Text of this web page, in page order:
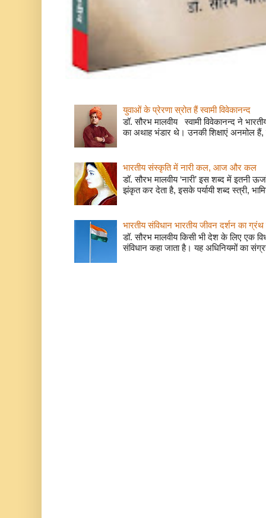
युवाओं के प्रेरणा स्रोत हैं स्वामी विवेकानन्द
डॉ. सौरभ मालवीय स्वामी विवेकानन्द ने
का अथाह भंडार थे। उनकी शिक्षाएं अनमोल हैं,
भारतीय संस्कृति में नारी कल, आज और कल
डॉ. सौरभ मालवीय ‘नारी’ इस शब्द में इतनी
झंकृत कर देता है, इसके पर्यायी शब्द स्त्री,
भारतीय संविधान भारतीय जीवन दर्शन का ग्रंथ
डॉ. सौरभ मालवीय किसी भी देश के लिए एक
संविधान कहा जाता है। यह अधिनियमों का